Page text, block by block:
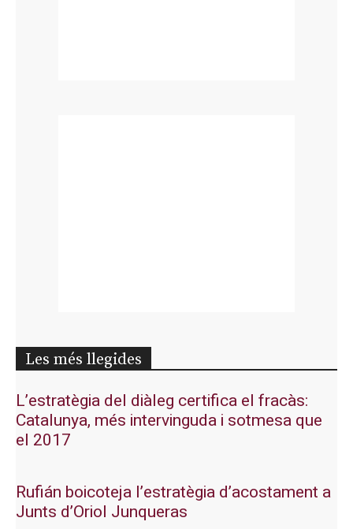
Les més llegides
L’estratègia del diàleg certifica el fracàs:
Catalunya, més intervinguda i sotmesa que
el 2017
Rufián boicoteja l’estratègia d’acostament a
Junts d’Oriol Junqueras